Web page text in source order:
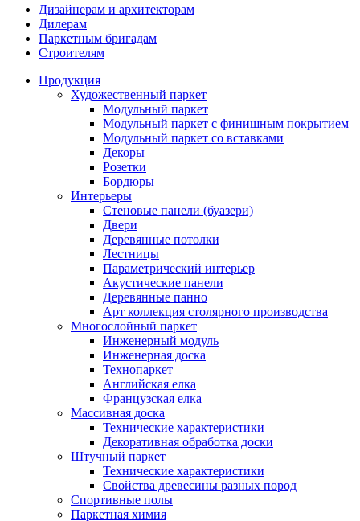
Дизайнерам и архитекторам
Дилерам
Паркетным бригадам
Строителям
Продукция
Художественный паркет
Модульный паркет
Модульный паркет с финишным покрытием
Модульный паркет со вставками
Декоры
Розетки
Бордюры
Интерьеры
Стеновые панели (буазери)
Двери
Деревянные потолки
Лестницы
Параметрический интерьер
Акустические панели
Деревянные панно
Арт коллекция столярного производства
Многослойный паркет
Инженерный модуль
Инженерная доска
Технопаркет
Английская елка
Французская елка
Массивная доска
Технические характеристики
Декоративная обработка доски
Штучный паркет
Технические характеристики
Свойства древесины разных пород
Спортивные полы
Паркетная химия